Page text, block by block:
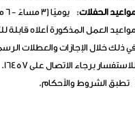
الحفلات: يوميًا (3 مساءً - 6 مساءً - 9 مساءً - 12 صباحًا).
العمل المذكورة أعلاه قابلة
ذلك خلال الإجازات والعطلات
برجاء الاتصال على 16457.
تطبق الشروط والأحكام.